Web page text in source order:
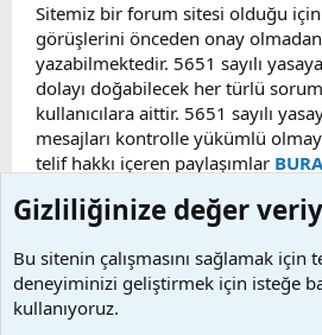
Sitemiz bir forum sitesi olduğu için
görüşlerini önceden onay
yazabilmektedir. 5651 sayılı
dolayı doğabilecek her türlü
kullanıcılara aittir. 5651 sayılı
mesajları kontrolle yükümlü
telif hakkı içeren paylaşımlar
kaldırılacaktır. Sitemizde Bulunan
alınmaktadır. Telif hakları
Videoların hiç biri sunucularımızda
Gizliliğinize değer
Bu sitenin çalışmasını sağlamak için
deneyiminizi geliştirmek için isteğe
kullanıyoruz.